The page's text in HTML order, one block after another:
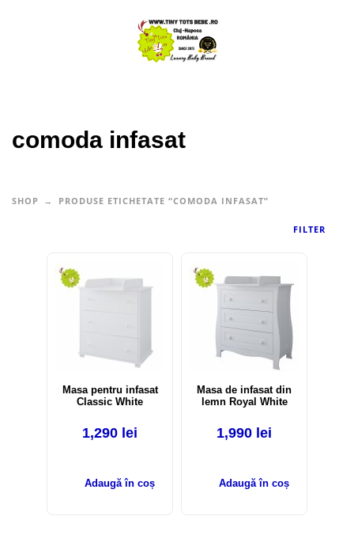
comoda infasat
SHOP PRODUSE ETICHETATE “COMODA INFASAT”
FILTER
Masa pentru infasat
Classic White
1,290 lei
Adaugă în coș
Masa de infasat din
lemn Royal White
1,990 lei
Adaugă în coș